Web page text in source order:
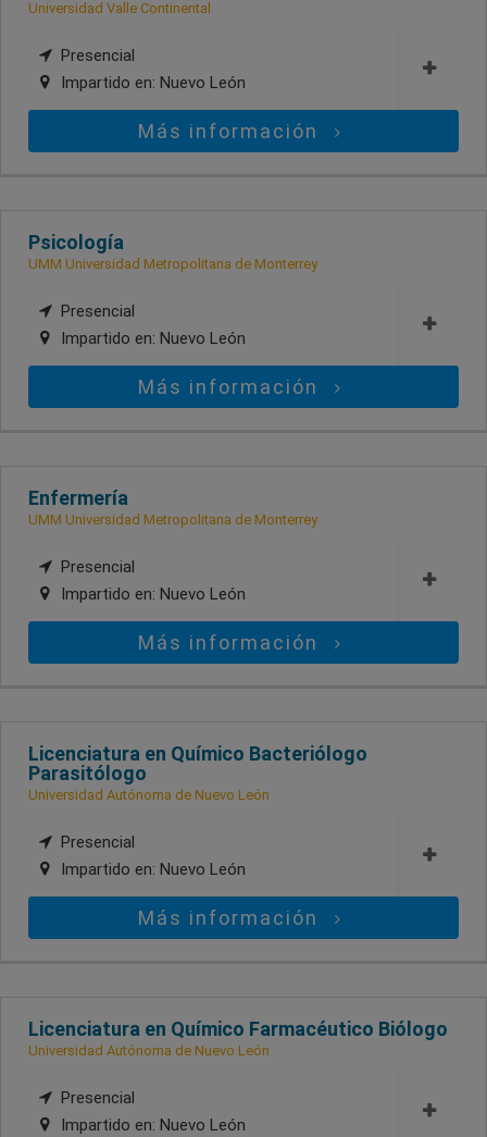
Universidad Valle Continental
Presencial
Impartido en: Nuevo León
Más información
Psicología
UMM Universidad Metropolitana de Monterrey
Presencial
Impartido en: Nuevo León
Más información
Enfermería
UMM Universidad Metropolitana de Monterrey
Presencial
Impartido en: Nuevo León
Más información
Licenciatura en Químico Bacteriólogo
Parasitólogo
Universidad Autónoma de Nuevo León
Presencial
Impartido en: Nuevo León
Más información
Licenciatura en Químico Farmacéutico Biólogo
Universidad Autónoma de Nuevo León
Presencial
Impartido en: Nuevo León